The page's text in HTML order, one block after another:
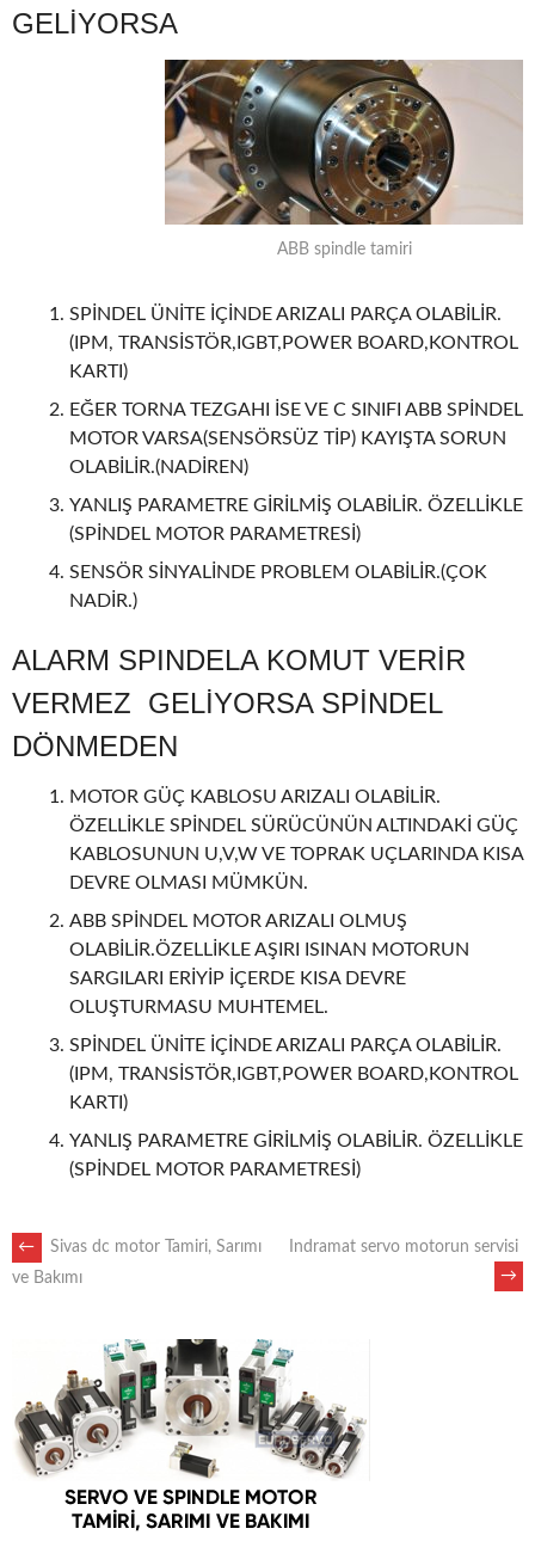
GELİYORSA
ABB spindle tamiri
SPİNDEL ÜNİTE İÇİNDE ARIZALI PARÇA OLABİLİR.
(IPM, TRANSİSTÖR,IGBT,POWER BOARD,KONTROL
KARTI)
EĞER TORNA TEZGAHI İSE VE C SINIFI ABB SPİNDEL
MOTOR VARSA(SENSÖRSÜZ TİP) KAYIŞTA SORUN
OLABİLİR.(NADİREN)
YANLIŞ PARAMETRE GİRİLMİŞ OLABİLİR. ÖZELLİKLE
(SPİNDEL MOTOR PARAMETRESİ)
SENSÖR SİNYALİNDE PROBLEM OLABİLİR.(ÇOK
NADİR.)
ALARM SPINDELA KOMUT VERİR
VERMEZ GELİYORSA SPİNDEL
DÖNMEDEN
MOTOR GÜÇ KABLOSU ARIZALI OLABİLİR.
ÖZELLİKLE SPİNDEL SÜRÜCÜNÜN ALTINDAKİ GÜÇ
KABLOSUNUN U,V,W VE TOPRAK UÇLARINDA KISA
DEVRE OLMASI MÜMKÜN.
ABB SPİNDEL MOTOR ARIZALI OLMUŞ
OLABİLİR.ÖZELLİKLE AŞIRI ISINAN MOTORUN
SARGILARI ERİYİP İÇERDE KISA DEVRE
OLUŞTURMASU MUHTEMEL.
SPİNDEL ÜNİTE İÇİNDE ARIZALI PARÇA OLABİLİR.
(IPM, TRANSİSTÖR,IGBT,POWER BOARD,KONTROL
KARTI)
YANLIŞ PARAMETRE GİRİLMİŞ OLABİLİR. ÖZELLİKLE
(SPİNDEL MOTOR PARAMETRESİ)
POST
NAVIGATION
←
Sivas dc motor Tamiri, Sarımı
ve Bakımı
Indramat servo motorun servisi
→